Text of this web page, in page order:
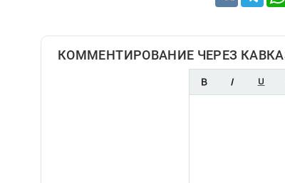
КОММЕНТИРОВАНИЕ ЧЕРЕЗ